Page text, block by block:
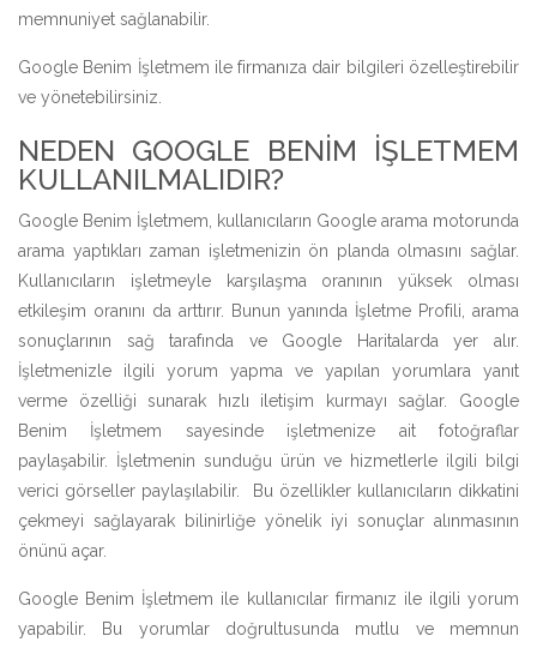
memnuniyet sağlanabilir.
Google Benim İşletmem ile firmanıza dair bilgileri özelleştirebilir
ve yönetebilirsiniz.
NEDEN GOOGLE BENIM İŞLETMEM
KULLANILMALIDIR?
Google Benim İşletmem, kullanıcıların Google arama motorunda
arama yaptıkları zaman işletmenizin ön planda olmasını sağlar.
Kullanıcıların işletmeyle karşılaşma oranının yüksek olması
etkileşim oranını da arttırır. Bunun yanında İşletme Profili, arama
sonuçlarının sağ tarafında ve Google Haritalarda yer alır.
İşletmenizle ilgili yorum yapma ve yapılan yorumlara yanıt
verme özelliği sunarak hızlı iletişim kurmayı sağlar. Google
Benim İşletmem sayesinde işletmenize ait fotoğraflar
paylaşabilir. İşletmenin sunduğu ürün ve hizmetlerle ilgili bilgi
verici görseller paylaşılabilir. Bu özellikler kullanıcıların dikkatini
çekmeyi sağlayarak bilinirliğe yönelik iyi sonuçlar alınmasının
önünü açar.
Google Benim İşletmem ile kullanıcılar firmanız ile ilgili yorum
yapabilir. Bu yorumlar doğrultusunda mutlu ve memnun